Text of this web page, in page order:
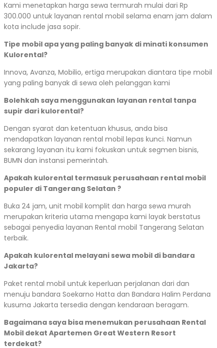
Kami menetapkan harga sewa termurah mulai dari Rp
300.000 untuk layanan rental mobil selama enam jam dalam
kota include jasa sopir.
Tipe mobil apa yang paling banyak di minati konsumen
Kulorental?
Innova, Avanza, Mobilio, ertiga merupakan diantara tipe mobil
yang paling banyak di sewa oleh pelanggan kami
Bolehkah saya menggunakan layanan rental tanpa
supir dari kulorental?
Dengan syarat dan ketentuan khusus, anda bisa
mendapatkan layanan rental mobil lepas kunci. Namun
sekarang layanan itu kami fokuskan untuk segmen bisnis,
BUMN dan instansi pemerintah.
Apakah kulorental termasuk perusahaan rental mobil
populer di Tangerang Selatan ?
Buka 24 jam, unit mobil komplit dan harga sewa murah
merupakan kriteria utama mengapa kami layak berstatus
sebagai penyedia layanan Rental mobil Tangerang Selatan
terbaik.
Apakah kulorental melayani sewa mobil di bandara
Jakarta?
Paket rental mobil untuk keperluan perjalanan dari dan
menuju bandara Soekarno Hatta dan Bandara Halim Perdana
kusuma Jakarta tersedia dengan kendaraan beragam.
Bagaimana saya bisa menemukan perusahaan Rental
Mobil dekat Apartemen Great Western Resort
terdekat?